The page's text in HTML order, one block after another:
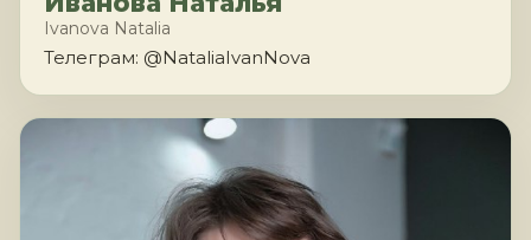
Ivanova Natalia
Телеграм: @NataliaIvanNova